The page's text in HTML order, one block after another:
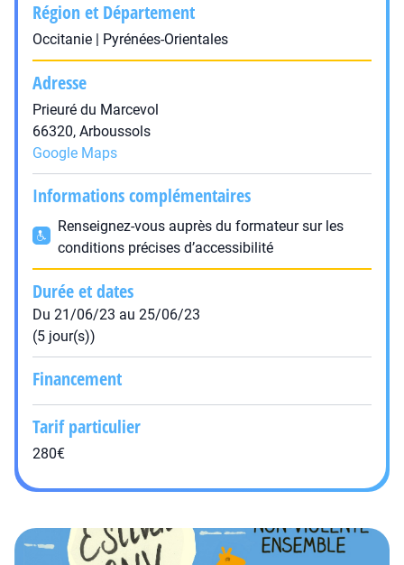
Région et Département
Occitanie | Pyrénées-Orientales
Adresse
Prieuré du Marcevol
66320, Arboussols
Google Maps
Informations complémentaires
Renseignez-vous auprès du formateur sur les
conditions précises d’accessibilité
Durée et dates
Du 21/06/23 au 25/06/23
(5 jour(s))
Financement
Tarif particulier
280€